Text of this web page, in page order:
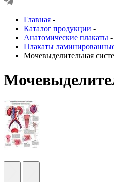
Главная -
Каталог продукции -
Анатомические плакаты -
Плакаты
Мочевыделительная